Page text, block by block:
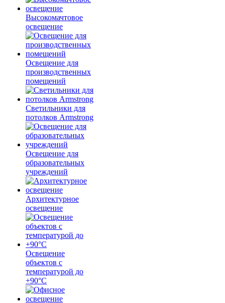
Высокомачтовое
освещение
Освещение для
производственных
помещений
Светильники для
потолков Armstrong
Освещение для
образовательных
учреждений
Архитектурное
освещение
Освещение
объектов с
температурой до
+90°С